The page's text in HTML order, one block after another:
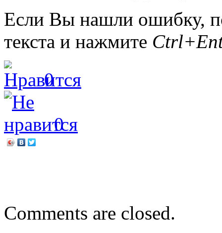
Если Вы нашли ошибку,
текста и нажмите
0
0
Comments are closed.